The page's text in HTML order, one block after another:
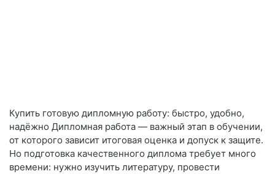
Купить готовую дипломную работу: быстро, удобно,
надёжно Дипломная работа — важный этап в обучении,
от которого зависит итоговая оценка и допуск к защите.
Но подготовка качественного диплома требует много
времени: нужно изучить литературу, провести